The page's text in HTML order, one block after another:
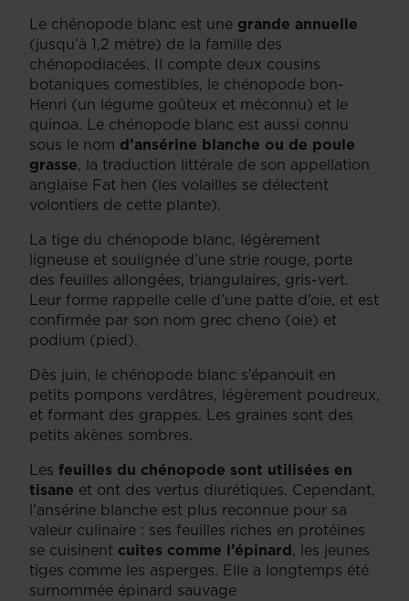
Le chénopode blanc est une grande annuelle
(jusqu’à 1,2 mètre) de la famille des
chénopodiacées. Il compte deux cousins
botaniques comestibles, le chénopode bon-
Henri (un légume goûteux et méconnu) et le
quinoa. Le chénopode blanc est aussi connu
sous le nom d’ansérine blanche ou de poule
grasse, la traduction littérale de son appellation
anglaise Fat hen (les volailles se délectent
volontiers de cette plante).
La tige du chénopode blanc, légèrement
ligneuse et soulignée d’une strie rouge, porte
des feuilles allongées, triangulaires, gris-vert.
Leur forme rappelle celle d’une patte d’oie, et est
confirmée par son nom grec cheno (oie) et
podium (pied).
Dès juin, le chénopode blanc s’épanouit en
petits pompons verdâtres, légèrement poudreux,
et formant des grappes. Les graines sont des
petits akènes sombres.
Les feuilles du chénopode sont utilisées en
tisane et ont des vertus diurétiques. Cependant,
l’ansérine blanche est plus reconnue pour sa
valeur culinaire : ses feuilles riches en protéines
se cuisinent cuites comme l’épinard, les jeunes
tiges comme les asperges. Elle a longtemps été
surnommée épinard sauvage